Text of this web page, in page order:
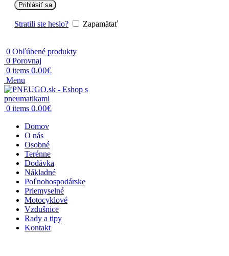
Prihlásiť sa
Stratili ste heslo? Zapamätať
0 Obľúbené produkty
0 Porovnaj
0 items 0.00€
Menu
0 items 0.00€
Domov
O nás
Osobné
Terénne
Dodávka
Nákladné
Poľnohospodárske
Priemyselné
Motocyklové
Vzdušnice
Rady a tipy
Kontakt